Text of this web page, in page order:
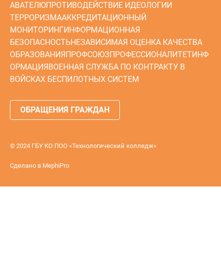
АВАТЕЛЮПРОТИВОДЕЙСТВИЕ ИДЕОЛОГИИ
ТЕРРОРИЗМААККРЕДИТАЦИОННЫЙ
МОНИТОРИНГИНФОРМАЦИОННАЯ
БЕЗОПАСНОСТЬНЕЗАВИСИМАЯ ОЦЕНКА КАЧЕСТВА
ОБРАЗОВАНИЯПРОФСОЮЗПРОФЕССИОНАЛИТЕТИНФ
ОРМАЦИЯВОЕННАЯ СЛУЖБА ПО КОНТРАКТУ В
ВОЙСКАХ БЕСПИЛОТНЫХ СИСТЕМ
ОБРАЩЕНИЯ ГРАЖДАН
© 2024 ГБУ КО ПОО «Технологический колледж»
Сделано в MephiPro